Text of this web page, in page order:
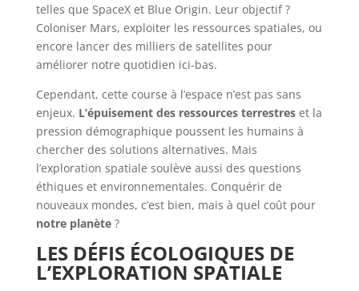
telles que SpaceX et Blue Origin. Leur objectif ?
Coloniser Mars, exploiter les ressources spatiales, ou
encore lancer des milliers de satellites pour
améliorer notre quotidien ici-bas.
Cependant, cette course à l’espace n’est pas sans
enjeux. L’épuisement des ressources terrestreset la
pression démographique poussent les humains à
chercher des solutions alternatives. Mais
l’exploration spatiale soulève aussi des questions
éthiques et environnementales. Conquérir de
nouveaux mondes, c’est bien, mais à quel coût pour
notre planète?
LES DÉFIS ÉCOLOGIQUES DE
L’EXPLORATION SPATIALE